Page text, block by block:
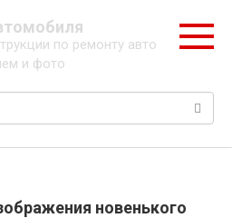
по ремонту авто
и фото
новенького